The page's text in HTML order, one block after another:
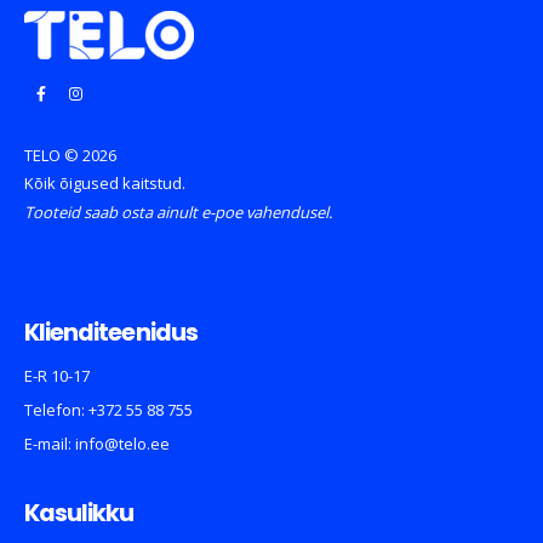
TELO © 2026
Kõik õigused kaitstud.
Tooteid saab osta ainult e-poe vahendusel.
Klienditeenidus
E-R 10-17
Telefon: +372 55 88 755
E-mail: info@telo.ee
Kasulikku